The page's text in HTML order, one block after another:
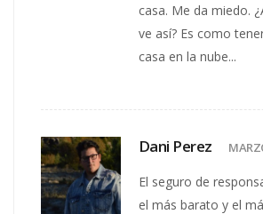
casa. Me da miedo.
ve así? Es como
casa en la nube...
Dani Perez
El seguro de
el más barato y el